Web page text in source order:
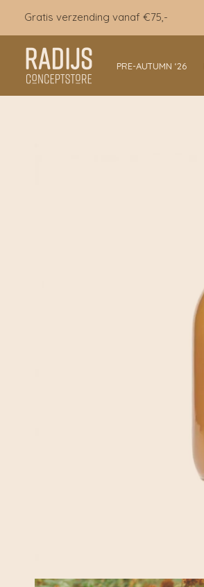
inhoud
Gratis verzending vanaf €75,-
PRE-AUTUMN ‘26